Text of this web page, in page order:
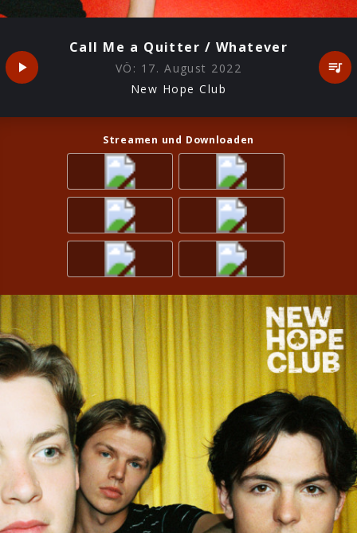
Call Me a Quitter / Whatever
VÖ: 17. August 2022
New Hope Club
Streamen und Downloaden